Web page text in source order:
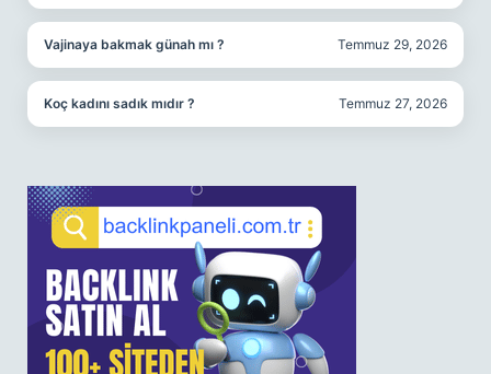
Vajinaya bakmak günah mı ? Temmuz 29, 2026
Koç kadını sadık mıdır ? Temmuz 27, 2026